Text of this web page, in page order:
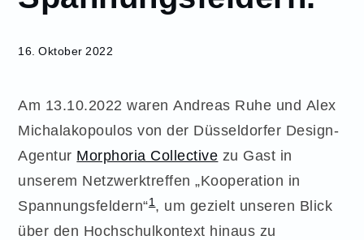
16. Oktober 2022
Am 13.10.2022 waren Andreas Ruhe und Alex
Michalakopoulos von der Düsseldorfer Design-
Agentur Morphoria Collective zu Gast in
unserem Netzwerktreffen „Kooperation in
Spannungsfeldern“1, um gezielt unseren Blick
über den Hochschulkontext hinaus zu